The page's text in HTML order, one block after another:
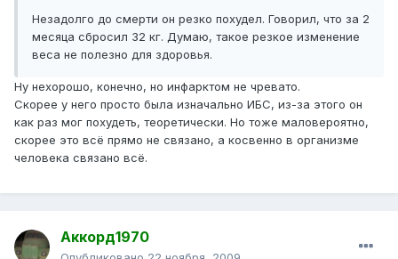
Незадолго до смерти он резко похудел. Говорил, что за 2
месяца сбросил 32 кг. Думаю, такое резкое изменение
веса не полезно для здоровья.
Ну нехорошо, конечно, но инфарктом не чревато.
Скорее у него просто была изначально ИБС, из-за этого он
как раз мог похудеть, теоретически. Но тоже маловероятно,
скорее это всё прямо не связано, а косвенно в организме
человека связано всё.
Аккорд1970